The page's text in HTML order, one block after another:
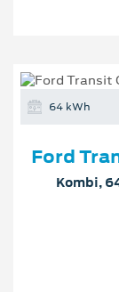
64 kWh
Kombi,